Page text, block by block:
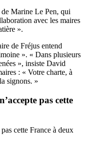
Marine Le Pen, qui
avec les maires
».
de Fréjus entend
». « Dans plusieurs
», insiste David
: « Votre charte, à
signons. »
pas cette
cette France à deux